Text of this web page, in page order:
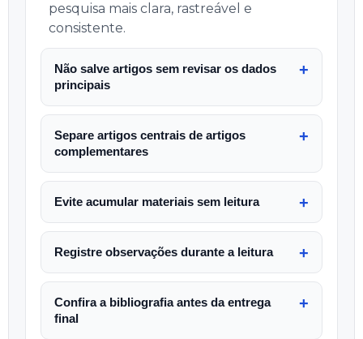
pesquisa mais clara, rastreável e
consistente.
Não salve artigos sem revisar os dados
principais
Separe artigos centrais de artigos
complementares
Evite acumular materiais sem leitura
Registre observações durante a leitura
Confira a bibliografia antes da entrega
final